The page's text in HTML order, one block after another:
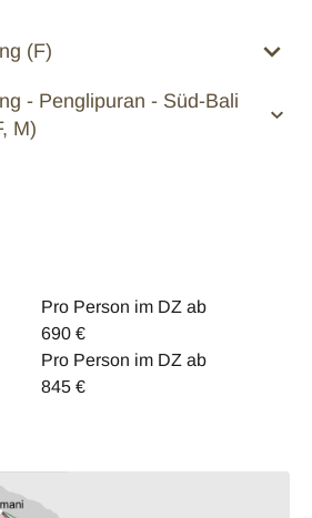
(F)
- Penglipuran - Süd-Bali
M)
Pro Person im DZ ab
690 €
Pro Person im DZ ab
845 €